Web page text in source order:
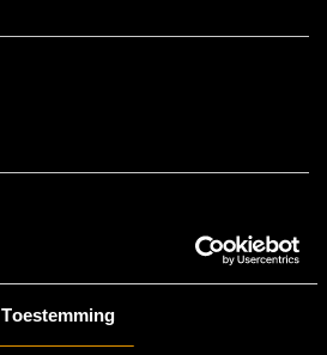
Toestemming